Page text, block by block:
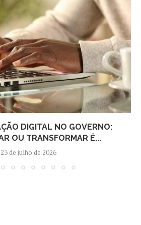
DIGITAL NO GOVERNO:
OU TRANSFORMAR É...
23 de julho de 2026